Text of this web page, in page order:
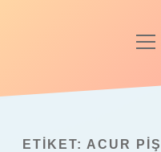
Anasayfa
ETIKET: ACUR